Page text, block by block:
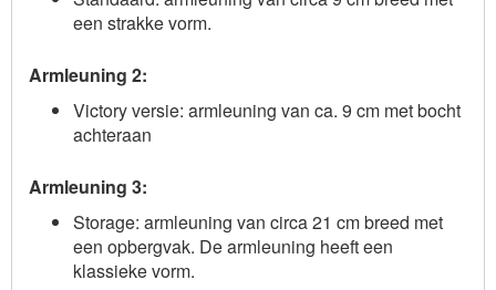
een strakke vorm.
Armleuning 2:
Victory versie: armleuning van ca. 9 cm met bocht
achteraan
Armleuning 3:
Storage: armleuning van circa 21 cm breed met
een opbergvak. De armleuning heeft een
klassieke vorm.